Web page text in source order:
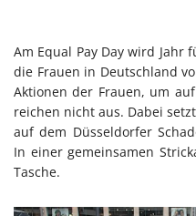
Am Equal Pay Day wird Jahr
die Frauen in Deutschland
Aktionen der Frauen, um
reichen nicht aus. Dabei
auf dem Düsseldorfer
In einer gemeinsamen
Tasche.